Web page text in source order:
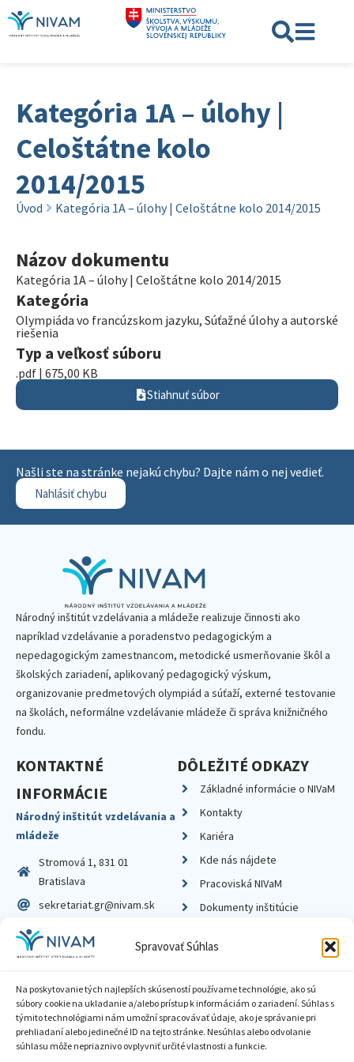
Spravovať Súhlas
Na poskytovanie tých najlepších skúseností používame technológie, ako sú
súbory cookie na ukladanie a/alebo prístup k informáciám o zariadení. Súhlas s
týmito technológiami nám umožní spracovávať údaje, ako je správanie pri
prehliadaní alebo jedinečné ID na tejto stránke. Nesúhlas alebo odvolanie
súhlasu môže nepriaznivo ovplyvniť určité vlastnosti a funkcie.
Kategória 1A – úlohy |
Celoštátne kolo
2014/2015
Úvod Kategória 1A – úlohy | Celoštátne kolo 2014/2015
Názov dokumentu
Kategória 1A – úlohy | Celoštátne kolo 2014/2015
Kategória
Olympiáda vo francúzskom jazyku, Súťažné úlohy a autorské
riešenia
Typ a veľkosť súboru
.pdf | 675,00 KB
Stiahnuť súbor
Našli ste na stránke nejakú chybu? Dajte nám o nej vedieť.
Nahlásiť chybu
Národný inštitút vzdelávania a mládeže realizuje činnosti ako
napríklad vzdelávanie a poradenstvo pedagogickým a
nepedagogickým zamestnancom, metodické usmerňovanie škôl a
školských zariadení, aplikovaný pedagogický výskum,
organizovanie predmetových olympiád a súťaží, externé testovanie
na školách, neformálne vzdelávanie mládeže či správa knižničného
fondu.
KONTAKTNÉ
INFORMÁCIE
Národný inštitút vzdelávania a
mládeže
Stromová 1, 831 01
Bratislava
sekretariat.gr@nivam.sk
IČO: 00164348
DIČ: 2020798714
DÔLEŽITÉ ODKAZY
Základné informácie o NIVaM
Kontakty
Kariéra
Kde nás nájdete
Pracoviská NIVaM
Dokumenty inštitúcie
Zásady ochrany súkromia